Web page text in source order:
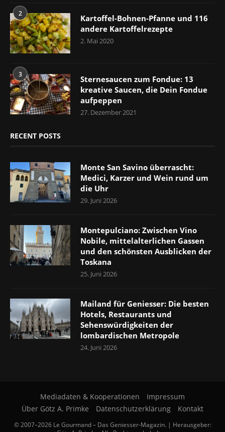
2
Kartoffel-Bohnen-Pfanne und 116
andere Kartoffelrezepte
2. Mai 2020
3
Sternesaucen zum Fondue: 13
kreative Saucen, die Dein Fondue
aufpeppen
27. Dezember 2021
RECENT POSTS
Monte San Savino überrascht:
Medici, Karzer und Wein rund um
die Uhr
29. Juni 2026
Montepulciano: Zwischen Vino
Nobile, mittelalterlichen Gassen
und den schönsten Ausblicken der
Toskana
25. Juni 2026
Mailand für Geniesser: Die besten
Hotels, Restaurants und
Sehenswürdigkeiten der
lombardischen Metropole
24. Juni 2026
Mediadaten & Kooperationen
Impressum
Über Götz A. Primke
Datenschutzerklärung Kontakt
© 2007–2026 Le Gourmand – Das Geniesser-Magazin. | Herausgeber: